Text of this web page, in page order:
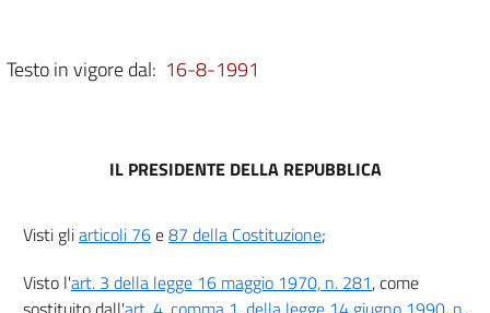
Testo in vigore dal: 16-8-1991
IL PRESIDENTE DELLA REPUBBLICA
Visti gliarticoli 76e87 della Costituzione;
Visto l'art. 3 della legge 16 maggio 1970, n. 281, come